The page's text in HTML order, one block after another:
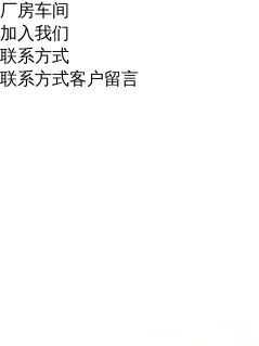
厂房车间
加入我们
联系方式
联系方式客户留言